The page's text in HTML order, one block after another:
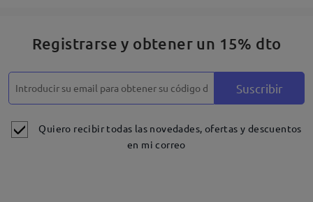
Registrarse y obtener un 15% dto
Suscribir
Quiero recibir todas las novedades, ofertas y descuentos
en mi correo